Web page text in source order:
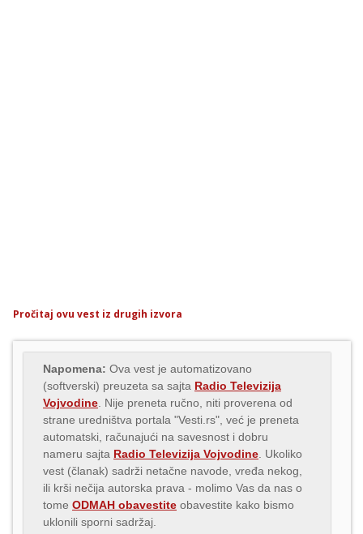
Pročitaj ovu vest iz drugih izvora
Napomena: Ova vest je automatizovano
(softverski) preuzeta sa sajta Radio Televizija
Vojvodine . Nije preneta ručno, niti proverena od
strane uredništva portala "Vesti.rs", već je preneta
automatski, računajući na savesnost i dobru
nameru sajta Radio Televizija Vojvodine . Ukoliko
vest (članak) sadrži netačne navode, vređa nekog,
ili krši nečija autorska prava - molimo Vas da nas o
tome ODMAH obavestite obavestite kako bismo
uklonili sporni sadržaj.